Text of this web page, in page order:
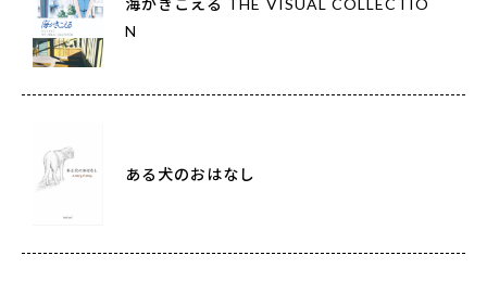
海がきこえる THE VISUAL COLLECTIO
N
ある犬のおはなし